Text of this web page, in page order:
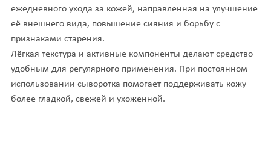
ежедневного ухода за кожей, направленная на улучшение
её внешнего вида, повышение сияния и борьбу с
признаками старения.
Лёгкая текстура и активные компоненты делают средство
удобным для регулярного применения. При постоянном
использовании сыворотка помогает поддерживать кожу
более гладкой, свежей и ухоженной.